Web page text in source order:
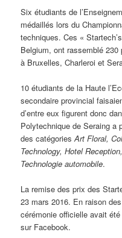
Six étudiants de
médaillés lors du
techniques. Ces «
Belgium, ont rassemblé
à Bruxelles, Charleroi et
10 étudiants de la Haute
secondaire provincial
d’entre eux figurent donc
Polytechnique de Seraing a
des catégoriesArt Floral,
Technology, Hotel
Technologie automobile.
La remise des prix des
23 mars 2016. En raison
cérémonie officielle avait
sur Facebook.